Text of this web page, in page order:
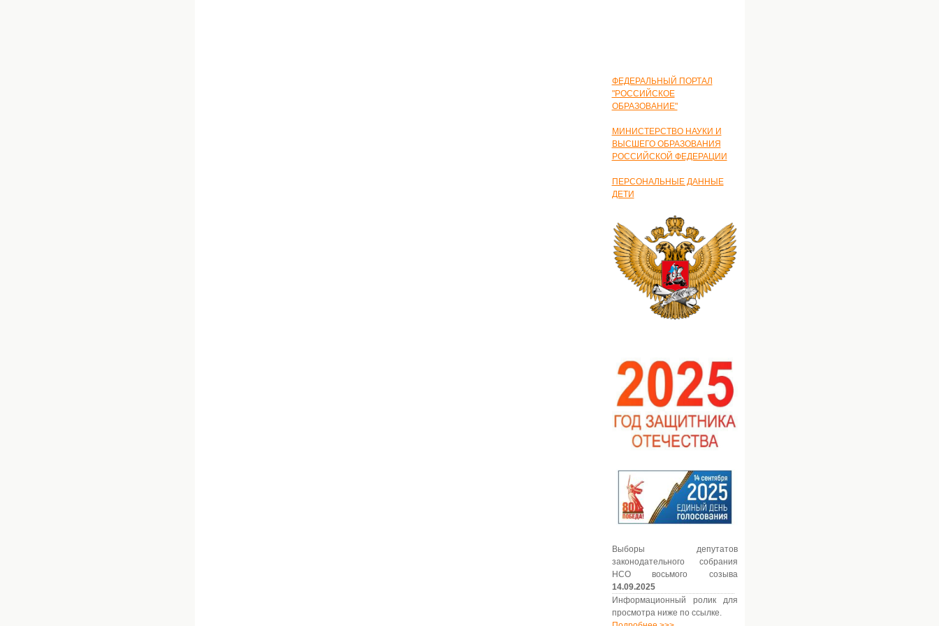
ФЕДЕРАЛЬНЫЙ ПОРТАЛ
"РОССИЙСКОЕ
ОБРАЗОВАНИЕ"
МИНИСТЕРСТВО НАУКИ И
ВЫСШЕГО ОБРАЗОВАНИЯ
РОССИЙСКОЙ ФЕДЕРАЦИИ
ПЕРСОНАЛЬНЫЕ ДАННЫЕ
ДЕТИ
Выборы депутатов
законодательного собрания
НСО восьмого созыва
14.09.2025
Информационный ролик для
просмотра ниже по ссылке.